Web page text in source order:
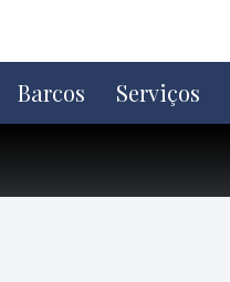
o
conteúdo
Barcos Serviços